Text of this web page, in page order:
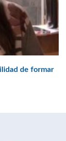
de formar